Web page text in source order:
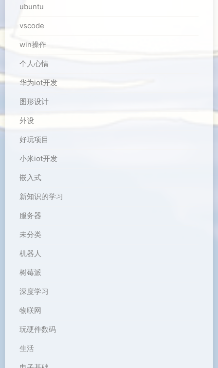
ubuntu
vscode
win操作
个人心情
华为iot开发
图形设计
外设
好玩项目
小米iot开发
嵌入式
新知识的学习
服务器
未分类
机器人
树莓派
深度学习
物联网
玩硬件数码
生活